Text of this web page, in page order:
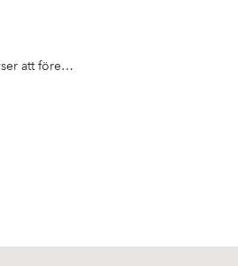
20260428_Norden Estates AB Styrelsen avser att föreslå kvittningsemission